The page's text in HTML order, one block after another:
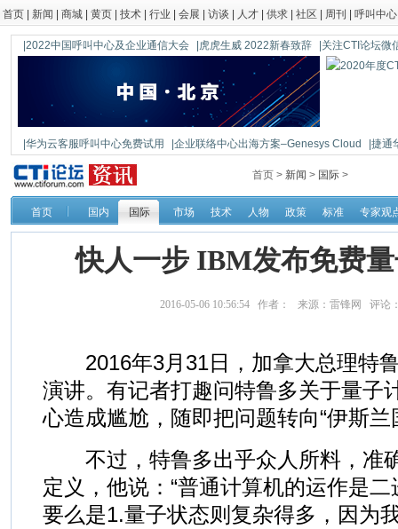
首页 新闻 商城 黄页 技术 行业 会展 访谈 人才 供求 社区 周刊 呼叫中心
|2022中国呼叫中心及企业通信大会 |虎虎生威 2022新春致辞 |关注CTI论坛微
|华为云客服呼叫中心免费试用 |企业联络中心出海方案–Genesys Cloud
|捷通
|鼎信通达新一代语音网关DAG1000-4S
首页 > 新闻 > 国际 >
首页 国内 国际 市场 技术 人物 政策 标准 专家观
快人一步 IBM发布免费
2016-05-06 10:56:54 作者： 来源：雷锋网 评论
2016年3月31日，加拿大总理特
演讲。有记者打趣问特鲁多关于量子
心造成尴尬，随即把问题转向“伊斯兰
不过，特鲁多出乎众人所料，准
定义，他说：“普通计算机的运作是
要么是1.量子状态则复杂得多，因为